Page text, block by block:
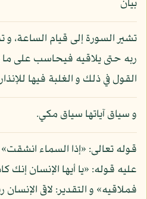
بيان
تشير السورة إلى قيام الساعة، و
ربه حتى يلاقيه فيحاسب على ما
القول في ذلك و الغلبة فيها
و سياق آياتها سياق مكي.
قوله تعالى: «إذا السماء
عليه قوله: «يا أيها الإنسان إنك
فملاقيه» و التقدير: لاقى